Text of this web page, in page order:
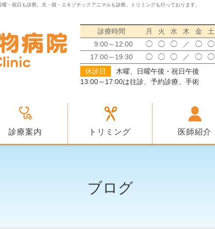
・祝日も診察。犬・猫・エキゾチックアニマルも診察。トリミングも行っております。
診療時間 月 火 水 木 金 土
9:00～12:00
◯ ◯ ◯ ／ ◯ ◯
17:00～19:30
◯ ◯ ◯ ／ ◯ ◯
休診日
木曜、日曜午後・祝日午後
13:00～17:00は往診、予約診療、手術
診療案内 トリミング 医師紹介
ブログ